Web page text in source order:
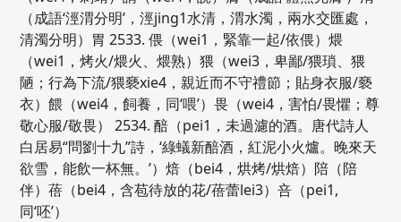
（成語‘涇渭分明’，涇jing1水清，渭水濁，兩水交匯處，
清濁分明）胃 2533. 偎（wei1，緊靠一起/依偎）煨
（wei1，烤火/煨火、煨熟）猥（wei3，卑鄙/猥瑣、猥
陋；行為下流/猥褻xie4，親近而不守禮節；貼身衣服/褻
衣）餵（wei4，飼養，同‘喂’）畏（wei4，害怕/畏懼；尊
敬心服/敬畏） 2534. 醅（pei1，未過濾的酒。唐代詩人
白居易“問劉十九”詩，‘綠蟻新醅酒，紅泥小火爐。晚來天
欲雪，能飲一杯無。’）焙（bei4，烘烤/烘焙）陪（陪
伴）蓓（bei4，含苞待放的花/蓓蕾lei3）咅（pei1,
同‘呸’）